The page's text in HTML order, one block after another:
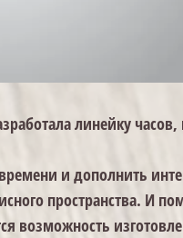
линейку
и дополнить
пространства. И
возможность